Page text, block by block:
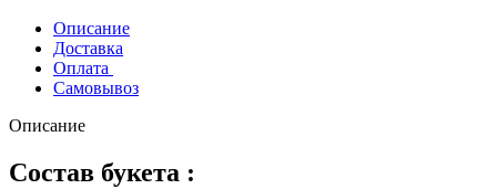
Описание
Доставка
Оплата
Самовывоз
Описание
Состав букета :